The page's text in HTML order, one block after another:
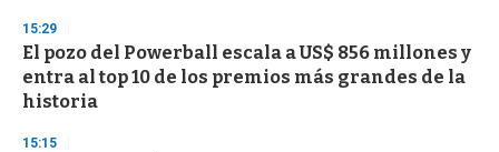
15:29
El pozo del Powerball escala a US$ 856 millones y
entra al top 10 de los premios más grandes de la
historia
15:15